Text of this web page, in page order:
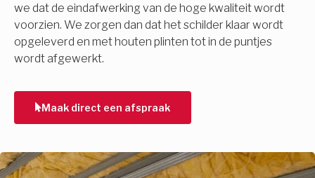
we dat de eindafwerking van de hoge kwaliteit wordt
voorzien. We zorgen dan dat het schilder klaar wordt
opgeleverd en met houten plinten tot in de puntjes
wordt afgewerkt.
Maak direct een afspraak